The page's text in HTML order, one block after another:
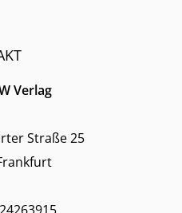
Verlag
Straße 25